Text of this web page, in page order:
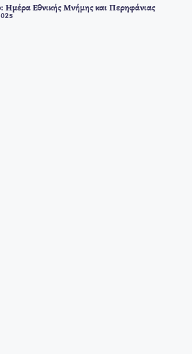
Ημέρα Εθνικής Μνήμης και Περηφάνιας